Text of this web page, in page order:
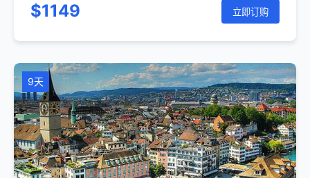
$1149 立即订购
9天